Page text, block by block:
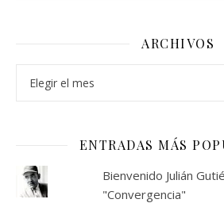
ARCHIVOS
ENTRADAS MÁS
Bienvenido Julián
"Convergencia"